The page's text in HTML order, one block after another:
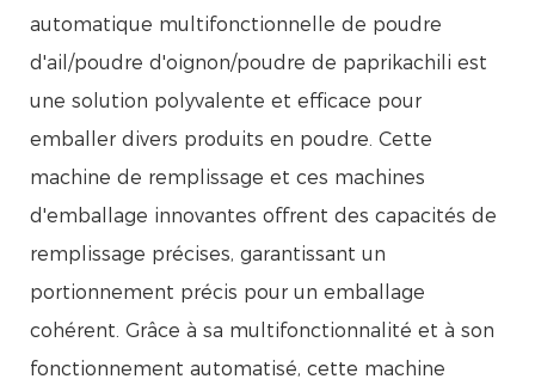
automatique multifonctionnelle de poudre
d'ail/poudre d'oignon/poudre de paprikachili est
une solution polyvalente et efficace pour
emballer divers produits en poudre. Cette
machine de remplissage et ces machines
d'emballage innovantes offrent des capacités de
remplissage précises, garantissant un
portionnement précis pour un emballage
cohérent. Grâce à sa multifonctionnalité et à son
fonctionnement automatisé, cette machine